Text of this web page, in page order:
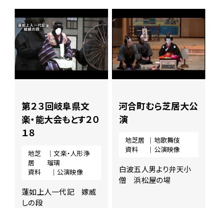
第２３回岐阜県文
楽・能大会もとす２０
１８
地芝
居
｜文楽・人形浄
瑠璃
資料
｜公演映像
蓮如上人一代記 嫁威
しの段
河合町むら芝居大公
演
地芝居
｜地歌舞伎
資料
｜公演映像
白波五人男より弁天小
僧 浜松屋の場